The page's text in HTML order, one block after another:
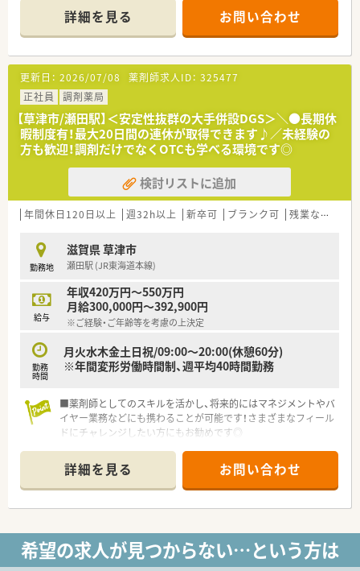
頑張り次第で高給与も可能！
■経験や勤務コースによりますが、経験の少ない方でも500万前
半スタートと業界TOP水準！
■職種や職域に合わせ、豊富な社内研修や外部組織と連携した研
修を用意されています
■薬剤師が中心の会社だからこそ活躍できるキャリアパスが多
種多様に用意されています。
■店舗拡大に伴い、エリアマネジャーや営業部長等のマネジメン
トのポジションも増えます。
■在宅や教育等の専門性を活かせるスペシャリストを目指すこ
とも可能です。
■その他にも、管理部門や商品部門等の本社スタッフなど活動領
域は多種多様です。
■在宅実施店舗は年々増加しており、在宅医療へもしっかりと関
わる事ができます。
時短勤務ができるよう変更予定です。
■年間休日が120日とワークライフバランスが整っています
■日用品から常備薬まで、従業員割引制度など嬉しいメリットも
たくさんあります！
詳細を見る お問い合わせ
更新日： 2026/07/08 薬剤師求人ID： 325477
正社員
調剤薬局
【草津市/瀬田駅】＜安定性抜群の大手併設DGS＞＼●長期休
暇制度有！最大20日間の連休が取得できます♪／未経験の
方も歓迎！調剤だけでなくOTCも学べる環境です◎
検討リストに追加
年間休日120日以上 週32h以上 新卒可 ブランク可 残業なし(ほぼなし含む)
勤務地
滋賀県 草津市
瀬田駅 (JR東海道本線)
給与
年収420万円～550万円
月給300,000円～392,900円
※ご経験・ご年齢等を考慮の上決定
勤務
時間
月火水木金土日祝/09:00～20:00(休憩60分)
※年間変形労働時間制、週平均40時間勤務
■薬剤師としてのスキルを活かし、将来的にはマネジメントやバ
イヤー業務などにも携わることが可能です！さまざまなフィール
ドにチャレンジしたい方にもお勧めです◎
＜薬局情報＞
正社員3名、パート5名、事務の方も数名在籍している店舗です。
管理薬剤師は40代男性で、非常に温和な方ですので、店舗の雰囲
気も良好です◎
＜福利厚生も充実◎＞
年間休日120日以上！20日間の長期休暇制度もあり、実際に取得
されている方も多数いらっしゃいます！
詳細を見る お問い合わせ
希望の求人が見つからない…という方は